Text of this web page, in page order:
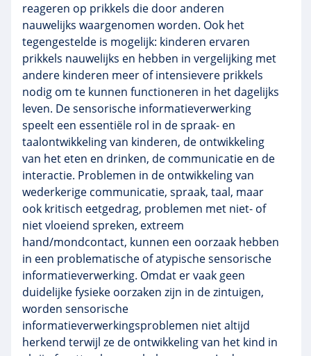
reageren op prikkels die door anderen
nauwelijks waargenomen worden. Ook het
tegengestelde is mogelijk: kinderen ervaren
prikkels nauwelijks en hebben in vergelijking met
andere kinderen meer of intensievere prikkels
nodig om te kunnen functioneren in het dagelijks
leven. De sensorische informatieverwerking
speelt een essentiële rol in de spraak- en
taalontwikkeling van kinderen, de ontwikkeling
van het eten en drinken, de communicatie en de
interactie. Problemen in de ontwikkeling van
wederkerige communicatie, spraak, taal, maar
ook kritisch eetgedrag, problemen met niet- of
niet vloeiend spreken, extreem
hand/mondcontact, kunnen een oorzaak hebben
in een problematische of atypische sensorische
informatieverwerking. Omdat er vaak geen
duidelijke fysieke oorzaken zijn in de zintuigen,
worden sensorische
informatieverwerkingsproblemen niet altijd
herkend terwijl ze de ontwikkeling van het kind in